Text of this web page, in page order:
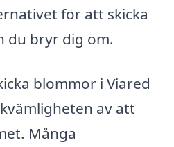
för att skicka
du bryr dig om.
blommor i Viared
av att
Många